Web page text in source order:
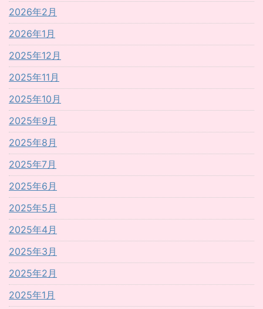
2026年2月
2026年1月
2025年12月
2025年11月
2025年10月
2025年9月
2025年8月
2025年7月
2025年6月
2025年5月
2025年4月
2025年3月
2025年2月
2025年1月